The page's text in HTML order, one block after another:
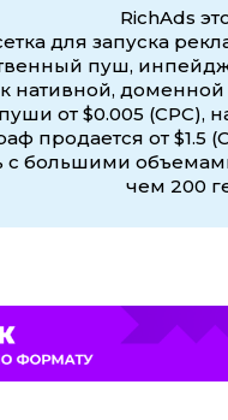
RichAds
для запуска
пуш,
нативной,
от $0.005 (CPC),
продается от $1.5
с большими
чем 200